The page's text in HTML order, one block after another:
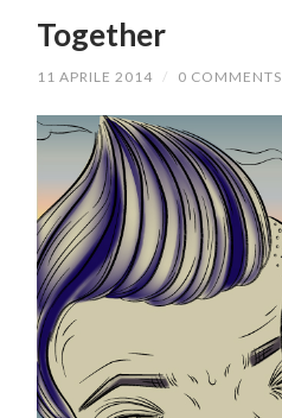
Together
11 APRILE 2014 / 0 COMMENTS